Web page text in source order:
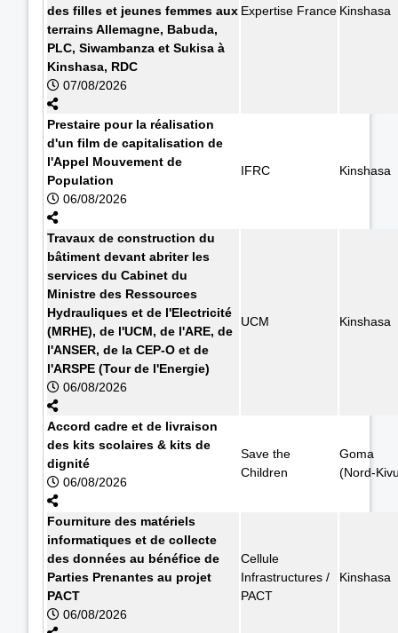
des filles et jeunes femmes aux
terrains Allemagne, Babuda,
PLC, Siwambanza et Sukisa à
Kinshasa, RDC
07/08/2026
Expertise France Kinshasa
Prestaire pour la réalisation
d'un film de capitalisation de
l'Appel Mouvement de
Population
06/08/2026
IFRC Kinshasa
Travaux de construction du
bâtiment devant abriter les
services du Cabinet du
Ministre des Ressources
Hydrauliques et de l'Electricité
(MRHE), de l'UCM, de l'ARE, de
l'ANSER, de la CEP-O et de
l'ARSPE (Tour de l'Energie)
06/08/2026
UCM Kinshasa
Accord cadre et de livraison
des kits scolaires & kits de
dignité
06/08/2026
Save the
Children
Goma
(Nord-
Fourniture des matériels
informatiques et de collecte
des données au bénéfice de
Parties Prenantes au projet
PACT
06/08/2026
Cellule
Infrastructures /
PACT
Kinshasa